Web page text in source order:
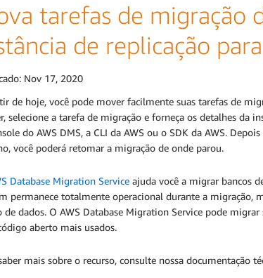
tarefas de migração
de replicação
Nov 17, 2020
de hoje, você pode mover facilmente suas tarefas de
selecione a tarefa de migração e forneça os detalhes da
do AWS DMS, a CLI da AWS ou o SDK da AWS.
você poderá retomar a migração de onde parou.
Database Migration Service ajuda você a migrar bancos
permanece totalmente operacional durante a
de dados. O AWS Database Migration Service pode
aberto mais usados.
mais sobre o recurso, consulte nossa documentação